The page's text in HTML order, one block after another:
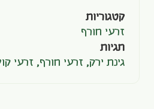
קטגוריות
זרעי חורף
תגיות
גינת ירק, זרעי חורף, זרעי